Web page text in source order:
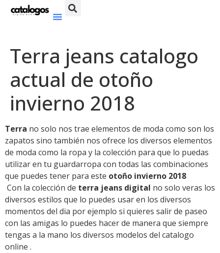
Terra jeans catalogo
actual de otoño
invierno 2018
Terra no solo nos trae elementos de moda como son los
zapatos sino también nos ofrece los diversos elementos
de moda como la ropa y la colección para que lo puedas
utilizar en tu guardarropa con todas las combinaciones
que puedes tener para este otoño invierno 2018
Con la colección de terra jeans digital no solo veras los
diversos estilos que lo puedes usar en los diversos
momentos del dia por ejemplo si quieres salir de paseo
con las amigas lo puedes hacer de manera que siempre
tengas a la mano los diversos modelos del catalogo
online .